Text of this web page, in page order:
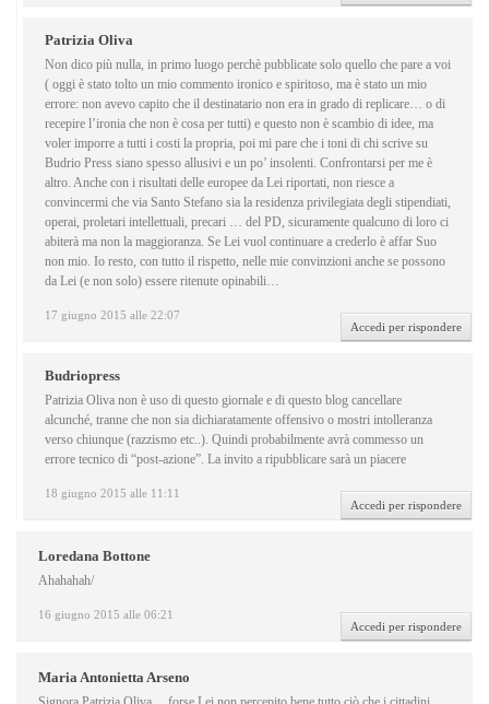
Patrizia Oliva
17 giugno 2015 alle 22:07
Non dico più nulla, in primo luogo perchè pubblicate solo quello che pare a voi
( oggi è stato tolto un mio commento ironico e spiritoso, ma è stato un mio
errore: non avevo capito che il destinatario non era in grado di replicare… o di
recepire l’ironia che non è cosa per tutti) e questo non è scambio di idee, ma
voler imporre a tutti i costi la propria, poi mi pare che i toni di chi scrive su
Budrio Press siano spesso allusivi e un po’ insolenti. Confrontarsi per me è
altro. Anche con i risultati delle europee da Lei riportati, non riesce a
convincermi che via Santo Stefano sia la residenza privilegiata degli stipendiati,
operai, proletari intellettuali, precari … del PD, sicuramente qualcuno di loro ci
abiterà ma non la maggioranza. Se Lei vuol continuare a crederlo è affar Suo
non mio. Io resto, con tutto il rispetto, nelle mie convinzioni anche se possono
da Lei (e non solo) essere ritenute opinabili…
Accedi per rispondere
Budriopress
18 giugno 2015 alle 11:11
Patrizia Oliva non è uso di questo giornale e di questo blog cancellare
alcunché, tranne che non sia dichiaratamente offensivo o mostri intolleranza
verso chiunque (razzismo etc..). Quindi probabilmente avrà commesso un
errore tecnico di “post-azione”. La invito a ripubblicare sarà un piacere
Accedi per rispondere
Loredana Bottone
16 giugno 2015 alle 06:21
Ahahahah/
Accedi per rispondere
Maria Antonietta Arseno